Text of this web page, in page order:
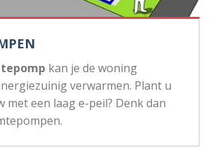
kan je de woning
verwarmen. Plant u
met een laag e-peil? Denk dan